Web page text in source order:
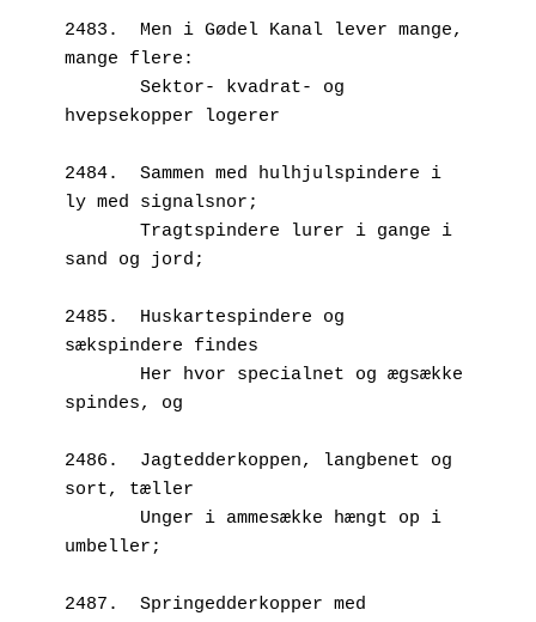
2483.  Men i Gødel Kanal lever mange,
mange flere:
hvepsekopper logerer
2484.  Sammen med hulhjulspindere i
ly med signalsnor;
sand og jord;
2485.  Huskartespindere og
sækspindere findes
spindes, og
2486.  Jagtedderkoppen, langbenet og
sort, tæller
umbeller;
2487.  Springedderkopper med